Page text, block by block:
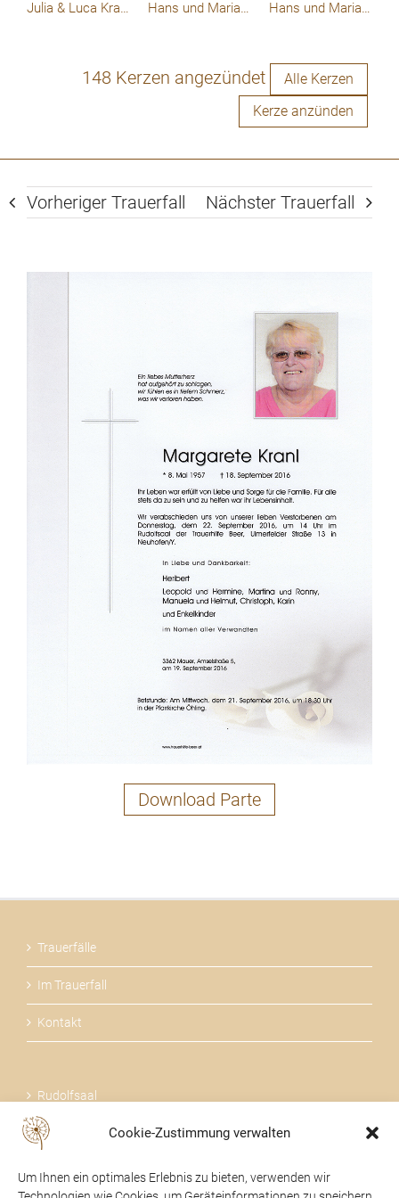
Cookie-Zustimmung verwalten
Um Ihnen ein optimales Erlebnis zu bieten, verwenden wir
Julia & Luca Kranl Hans und Maria Schauer Hans und Maria Schauer
148 Kerzen angezündet
Alle Kerzen
Kerze anzünden
Vorheriger Trauerfall Nächster Trauerfall
Download Parte
Trauerfälle
Im Trauerfall
Kontakt
Rudolfsaal
Über uns